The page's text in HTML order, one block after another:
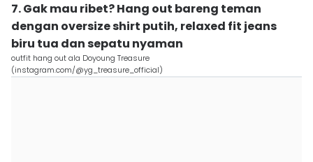
7. Gak mau ribet? Hang out bareng teman
dengan oversize shirt putih, relaxed fit jeans
biru tua dan sepatu nyaman
outfit hang out ala Doyoung Treasure
(instagram.com/@yg_treasure_official)